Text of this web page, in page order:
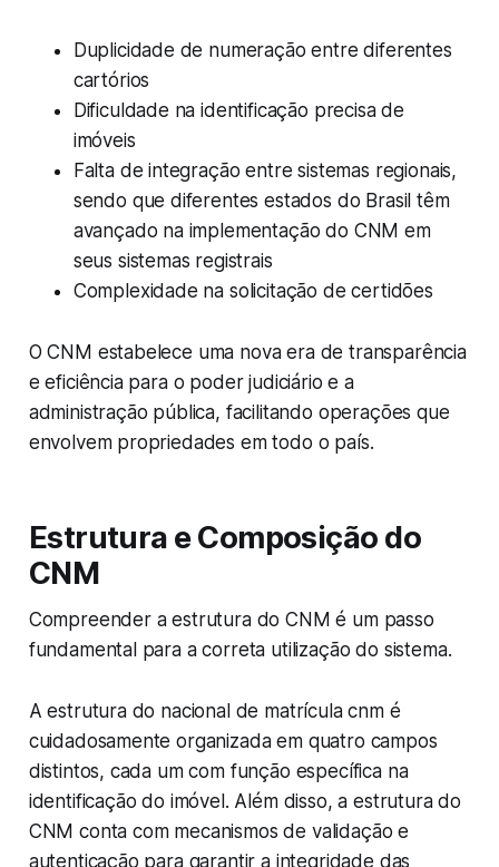
Duplicidade de numeração entre diferentes
cartórios
Dificuldade na identificação precisa de
imóveis
Falta de integração entre sistemas regionais,
sendo que diferentes estados do Brasil têm
avançado na implementação do CNM em
seus sistemas registrais
Complexidade na solicitação de certidões
O CNM estabelece uma nova era de transparência
e eficiência para o poder judiciário e a
administração pública, facilitando operações que
envolvem propriedades em todo o país.
Estrutura e Composição do
CNM
Compreender a estrutura do CNM é um passo
fundamental para a correta utilização do sistema.
A estrutura do nacional de matrícula cnm é
cuidadosamente organizada em quatro campos
distintos, cada um com função específica na
identificação do imóvel. Além disso, a estrutura do
CNM conta com mecanismos de validação e
autenticação para garantir a integridade das